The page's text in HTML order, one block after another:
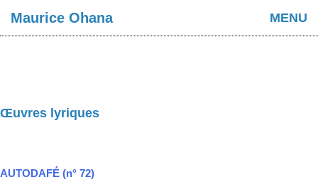
Maurice Ohana MENU
Œuvres lyriques
AUTODAFÉ (n° 72)